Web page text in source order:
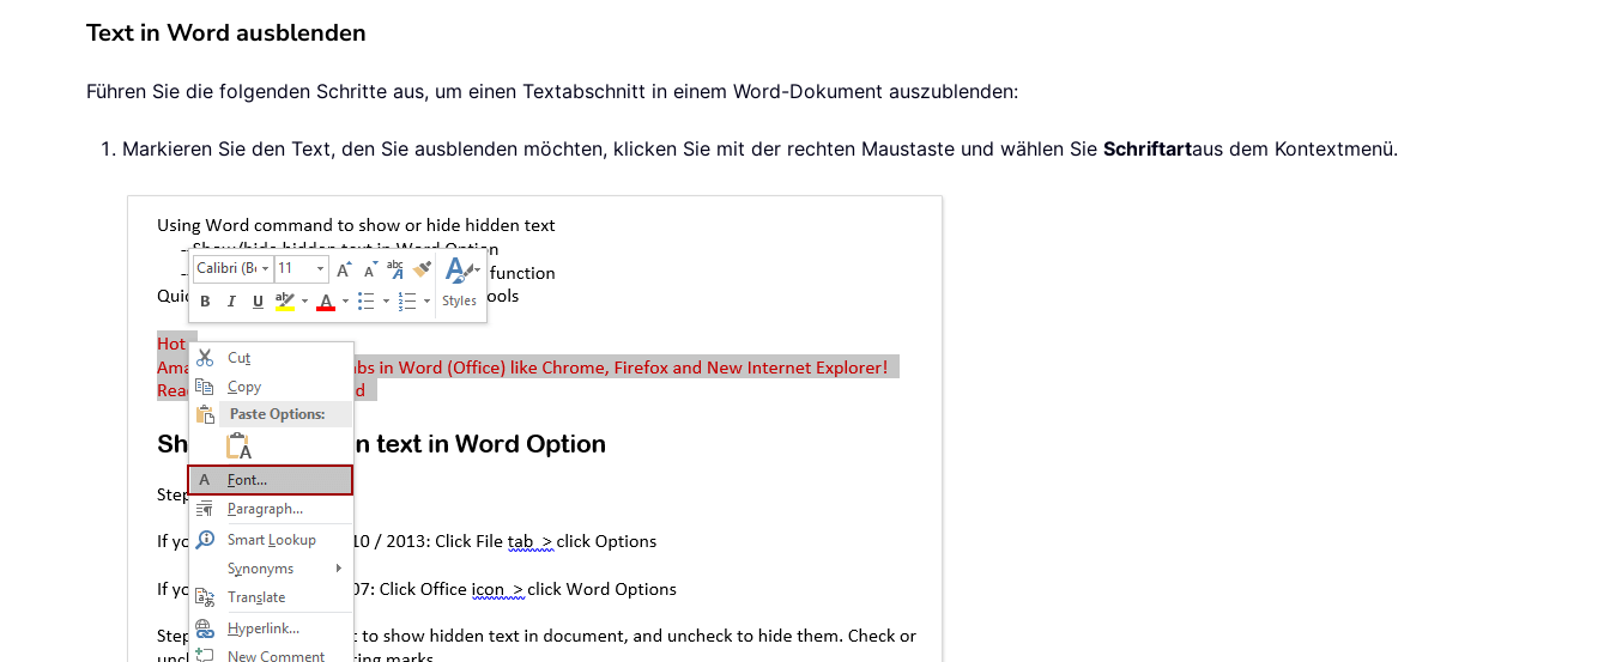
Text in Word ausblenden
Führen Sie die folgenden Schritte aus, um einen Textabschnitt in einem Word-Dokument auszublenden:
Markieren Sie den Text, den Sie ausblenden möchten, klicken Sie mit der rechten Maustaste und wählen Sie Schriftartaus dem Kontextmenü.